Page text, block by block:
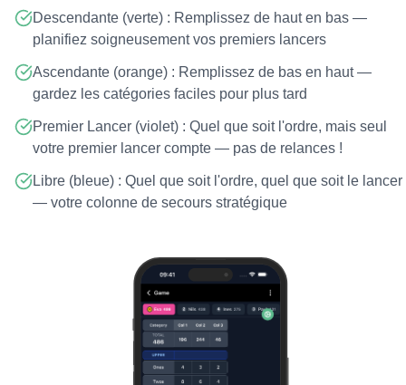
Descendante (verte) : Remplissez de haut en bas —
planifiez soigneusement vos premiers lancers
Ascendante (orange) : Remplissez de bas en haut —
gardez les catégories faciles pour plus tard
Premier Lancer (violet) : Quel que soit l'ordre, mais seul
votre premier lancer compte — pas de relances !
Libre (bleue) : Quel que soit l'ordre, quel que soit le lancer
— votre colonne de secours stratégique